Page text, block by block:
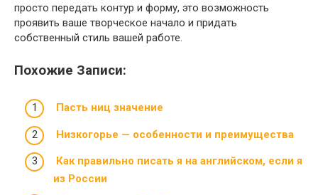
просто передать контур и форму, это возможность
проявить ваше творческое начало и придать
собственный стиль вашей работе.
Похожие Записи:
Пасть ниц значение
Низкогорье — особенности и преимущества
Как правильно писать я на английском, если я
из России